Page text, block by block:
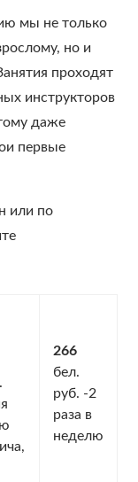
мы не только
но и
проходят
инструкторов
даже
первые
или по
266
бел.
руб. -2
раза в
неделю